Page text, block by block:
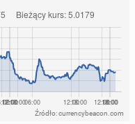
Źródło: currencybeacon.com